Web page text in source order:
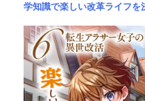
学知識で楽しい改革ライフを